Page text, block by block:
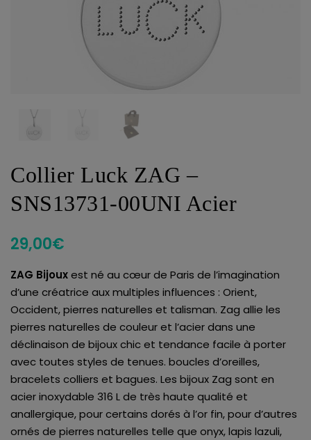
Collier Luck ZAG –
SNS13731-00UNI Acier
29,00€
ZAG Bijouxest né au cœur de Paris de l’imagination
d’une créatrice aux multiples influences : Orient,
Occident, pierres naturelles et talisman. Zag allie les
pierres naturelles de couleur et l’acier dans une
déclinaison de bijoux chic et tendance facile à porter
avec toutes styles de tenues. boucles d’oreilles,
bracelets colliers et bagues. Les bijoux Zag sont en
acier inoxydable 316 L de très haute qualité et
anallergique, pour certains dorés à l’or fin, pour d’autres
ornés de pierres naturelles telle que onyx, lapis lazuli,